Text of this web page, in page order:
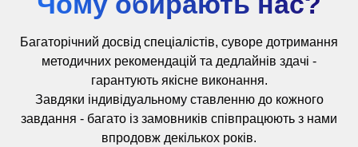
Багаторічний досвід спеціалістів, суворе дотримання
методичних рекомендацій та дедлайнів здачі -
гарантують якісне виконання.
Завдяки індивідуальному ставленню до кожного
завдання - багато із замовників співпрацюють з нами
впродовж декількох років.